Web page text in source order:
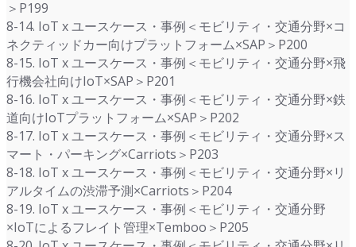
＞P199
8-14. IoT x ユースケース・事例＜モビリティ・交通分野×コ
ネクティッドカー向けプラットフォーム×SAP＞P200
8-15. IoT x ユースケース・事例＜モビリティ・交通分野×飛
行機会社向けIoT×SAP＞P201
8-16. IoT x ユースケース・事例＜モビリティ・交通分野×鉄
道向けIoTプラットフォーム×SAP＞P202
8-17. IoT x ユースケース・事例＜モビリティ・交通分野×ス
マート・パーキング×Carriots＞P203
8-18. IoT x ユースケース・事例＜モビリティ・交通分野×リ
アルタイムの渋滞予測×Carriots＞P204
8-19. IoT x ユースケース・事例＜モビリティ・交通分野
×IoTによるフレイト管理×Temboo＞P205